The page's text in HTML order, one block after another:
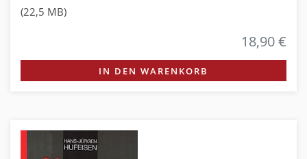
(22,5 MB)
18,90 €
IN DEN WARENKORB